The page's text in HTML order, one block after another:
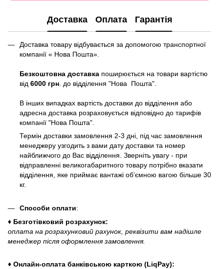
Доставка Оплата Гарантія
Доставка товару відбувається за допомогою транспортної
компанії « Нова Пошта».
Безкоштовна доставка поширюється на товари вартістю
від 6000 грн . до відділення "Нова Пошта".
В інших випадках вартість доставки до відділення або
адресна доставка розраховується відповідно до тарифів
компанії "Нова Пошта".
Термін доставки замовлення 2-3 дні, під час замовлення
менеджеру узгодить з вами дату доставки та номер
найближчого до Вас відділення. Зверніть увагу - при
відправленні великогабаритного товару потрібно вказати
відділення, яке приймає вантажі об’ємною вагою більше 30
кг.
Способи оплати:
♦ Безготівковий розрахунок:
оплата на розрахунковий рахунок, реквізити вам надішле
менеджер після оформлення замовлення.
♦ Онлайн-оплата банківською карткою (LiqPay):